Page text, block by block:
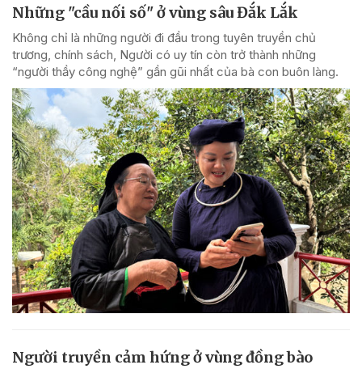
Những "cầu nối số" ở vùng sâu Đắk Lắk
Không chỉ là những người đi đầu trong tuyên truyền chủ
trương, chính sách, Người có uy tín còn trở thành những
“người thầy công nghệ” gần gũi nhất của bà con buôn làng.
Người truyền cảm hứng ở vùng đồng bào